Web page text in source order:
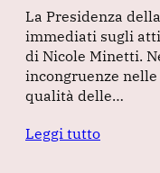
La Presidenza
immediati sugli
di Nicole Minetti.
incongruenze
qualità delle…
Leggi tutto